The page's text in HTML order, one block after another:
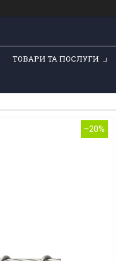
ТОВАРИ ТА ПОСЛУГИ
–20%